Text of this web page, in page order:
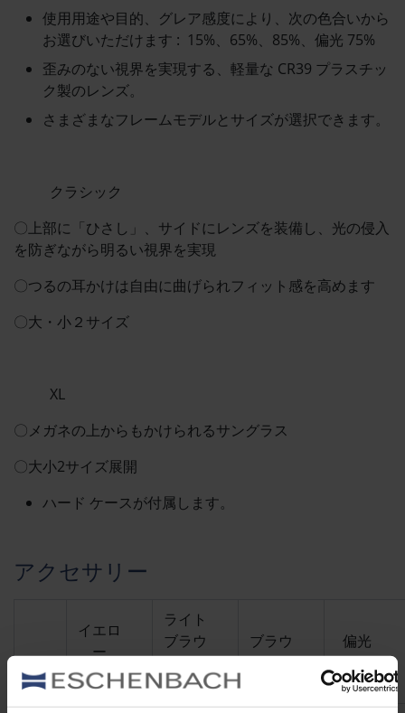
使用用途や目的、グレア感度により、次の色合いから
お選びいただけます : 15%、65%、85%、偏光 75%
歪みのない視界を実現する、軽量な CR39 プラスチッ
ク製のレンズ。
さまざまなフレームモデルとサイズが選択できます。
クラシック
〇上部に「ひさし」、サイドにレンズを装備し、光の侵入
を防ぎながら明るい視界を実現
〇つるの耳かけは自由に曲げられフィット感を高めます
〇大・小２サイズ
XL
〇メガネの上からもかけられるサングラス
〇大小2サイズ展開
ハード ケースが付属します。
アクセサリー
イエロ
ー
(15)
ライト
ブラウ
ン
(65)
ブラウ
ン
偏光
（75）